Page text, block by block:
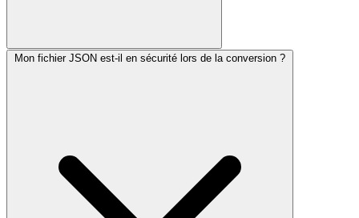
Mon fichier JSON est-il en sécurité lors de la conversion ?